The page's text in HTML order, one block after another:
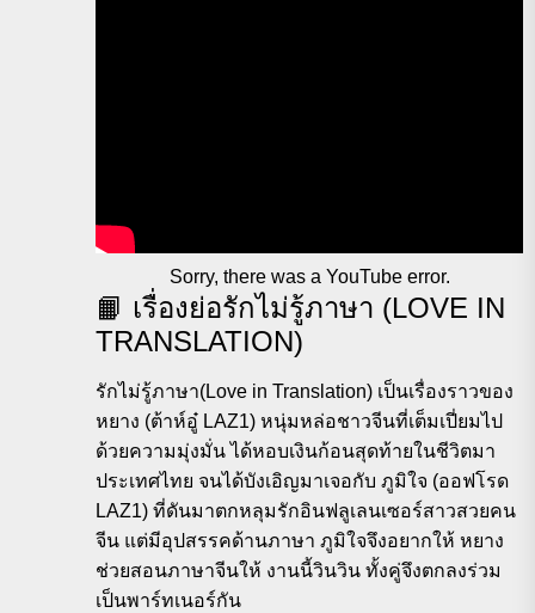
Sorry, there was a YouTube error.
📙 เรื่องย่อรักไม่รู้ภาษา (LOVE IN
TRANSLATION)
รักไม่รู้ภาษา(Love in Translation) เป็นเรื่องราวของ
หยาง (ต้าห์อู๋ LAZ1) หนุ่มหล่อชาวจีนที่เต็มเปี่ยมไป
ด้วยความมุ่งมั่น ได้หอบเงินก้อนสุดท้ายในชีวิตมา
ประเทศไทย จนได้บังเอิญมาเจอกับ ภูมิใจ (ออฟโรด
LAZ1) ที่ดันมาตกหลุมรักอินฟลูเลนเซอร์สาวสวยคน
จีน แต่มีอุปสรรคด้านภาษา ภูมิใจจึงอยากให้ หยาง
ช่วยสอนภาษาจีนให้ งานนี้วินวิน ทั้งคู่จึงตกลงร่วม
เป็นพาร์ทเนอร์กัน